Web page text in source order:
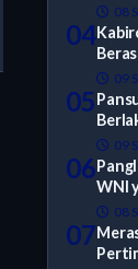
08
04
09
05
09
06
WNI
08
07